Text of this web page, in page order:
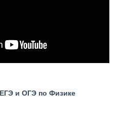
и ОГЭ по Физике